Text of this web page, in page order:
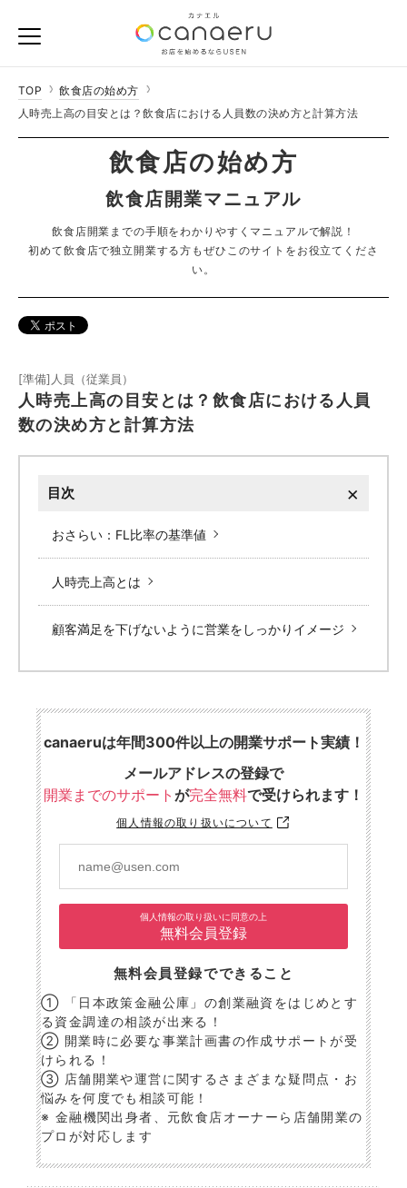
TOP
飲食店の始め方
人時売上高の目安とは？飲食店における人員数の決め方と計算方法
飲食店の始め方
飲食店開業マニュアル
飲食店開業までの手順をわかりやすくマニュアルで解説！
初めて飲食店で独立開業する方もぜひこのサイトをお役立てくださ
い。
[準備]人員（従業員）
人時売上高の目安とは？飲食店における人員
数の決め方と計算方法
目次 ×
おさらい：FL比率の基準値
人時売上高とは
顧客満足を下げないように営業をしっかりイメージ
canaeruは年間300件以上の開業サポート実績！
メールアドレスの登録で
開業までのサポート が完全無料で受けられます！
個人情報の取り扱いについて
個人情報の取り扱いに同意の上
無料会員登録
無料会員登録でできること
① 「日本政策金融公庫」の創業融資をはじめとす
る資金調達の相談が出来る！
② 開業時に必要な事業計画書の作成サポートが受
けられる！
③ 店舗開業や運営に関するさまざまな疑問点・お
悩みを何度でも相談可能！
※ 金融機関出身者、元飲食店オーナーら店舗開業の
プロが対応します